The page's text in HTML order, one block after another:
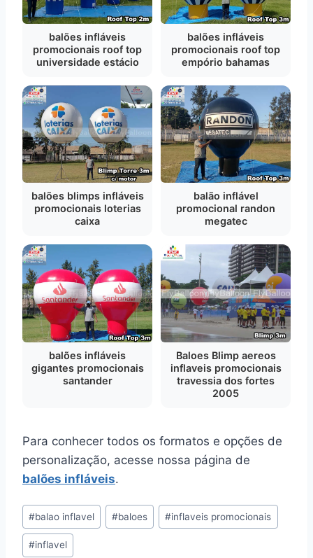
balões infláveis
promocionais roof top
universidade estácio
balões infláveis
promocionais roof top
empório bahamas
balões blimps infláveis
promocionais loterias
caixa
balão inflável
promocional randon
megatec
balões infláveis
gigantes promocionais
santander
Baloes Blimp aereos
inflaveis promocionais
travessia dos fortes
2005
Para conhecer todos os formatos e opções de
personalização, acesse nossa página de
balões infláveis.
Tags
do
Post:
#balao inflavel #baloes #inflaveis promocionais
#inflavel